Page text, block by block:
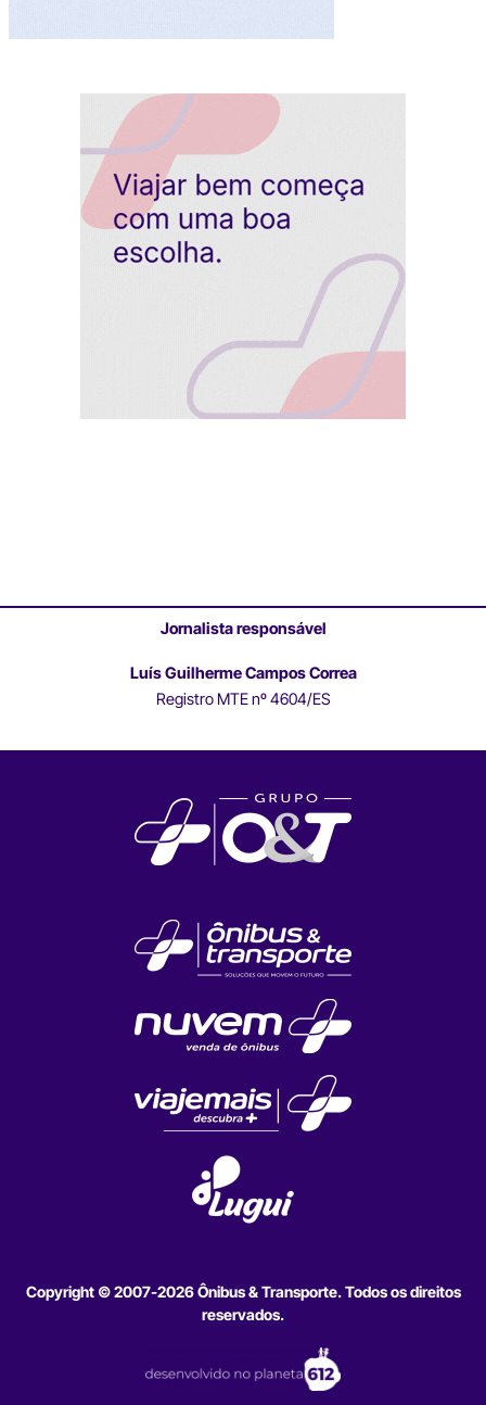
Jornalista responsável
Luís Guilherme Campos Correa
Registro MTE nº 4604/ES
Copyright © 2007-2026 Ônibus & Transporte. Todos os direitos
reservados.